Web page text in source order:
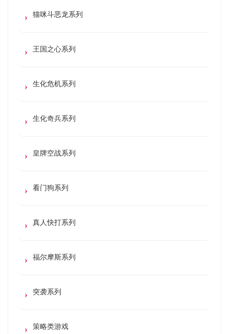
猫咪斗恶龙系列
王国之心系列
生化危机系列
生化奇兵系列
皇牌空战系列
看门狗系列
真人快打系列
福尔摩斯系列
突袭系列
策略类游戏